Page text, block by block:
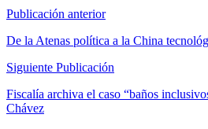
Publicación anterior
De la Atenas política a la China
Siguiente Publicación
Fiscalía archiva el caso “baños
Chávez